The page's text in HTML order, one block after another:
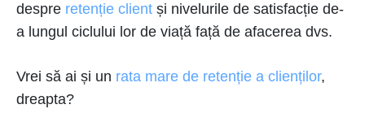
despre retenție client și nivelurile de satisfacție de-
a lungul ciclului lor de viață față de afacerea dvs.
Vrei să ai și un rata mare de retenție a clienților,
dreapta?